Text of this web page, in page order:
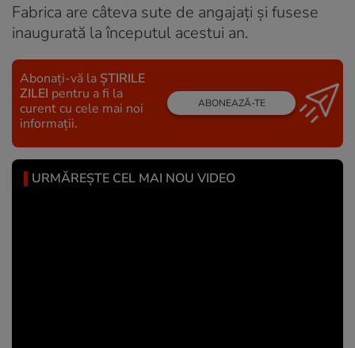
Fabrica are câteva sute de angajaţi şi fusese
inaugurată la începutul acestui an.
Abonați-vă la ȘTIRILE
ZILEI pentru a fi la
curent cu cele mai noi
informații.
ABONEAZĂ-TE
URMĂREȘTE CEL MAI NOU VIDEO